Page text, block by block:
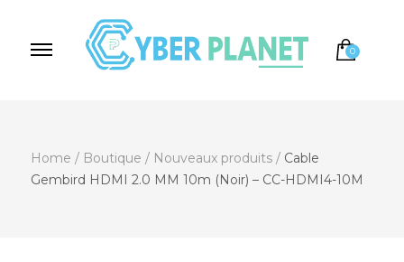
0
Home / Boutique / Nouveaux produits / Cable
Gembird HDMI 2.0 MM 10m (Noir) – CC-HDMI4-10M